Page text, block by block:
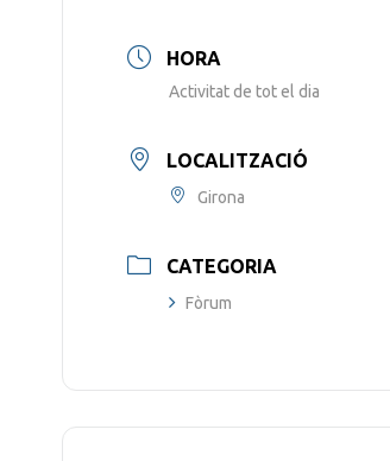
HORA
Activitat de tot el dia
LOCALITZACIÓ
Girona
CATEGORIA
Fòrum